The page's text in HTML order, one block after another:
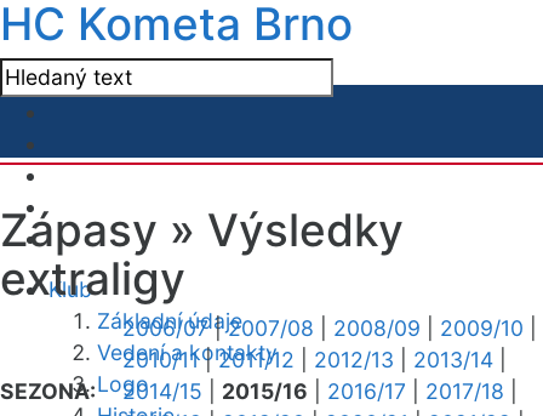
HC Kometa Brno
Klub
Základní údaje
Vedení a kontakty
Logo
Zápasy » Výsledky
extraligy
SEZONA:
2006/07|2007/08 2008/09 2009/10
2010/11|2011/12 2012/13 2013/14
2014/15
2015/16 2016/17 2017/18